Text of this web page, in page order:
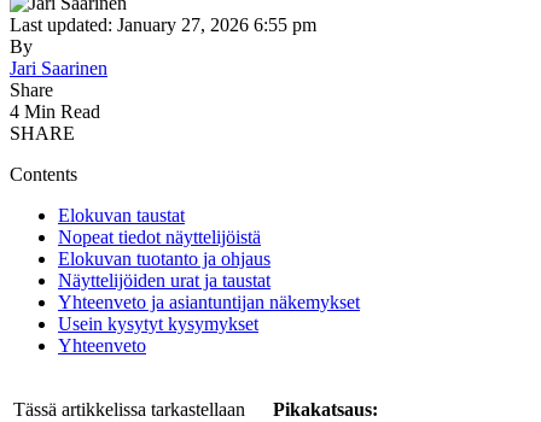
Last updated: January 27, 2026 6:55 pm
By
Jari Saarinen
Share
4 Min Read
SHARE
Contents
Elokuvan taustat
Nopeat tiedot näyttelijöistä
Elokuvan tuotanto ja ohjaus
Näyttelijöiden urat ja taustat
Yhteenveto ja asiantuntijan näkemykset
Usein kysytyt kysymykset
Yhteenveto
Tässä artikkelissa tarkastellaan
Pikakatsaus: